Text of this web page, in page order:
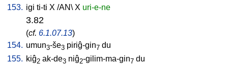
153. igi ti-ti X /AN\ X uri-e-ne
3.82
(cf. 6.1.07.13)
154. umun3-še3 piriĝ-gin7 du
155. kiĝ2 ak-de3 niĝ2-gilim-ma-gin7 du